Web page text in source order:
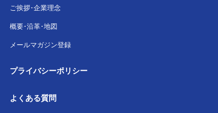
ご挨拶･企業理念
概要･沿革･地図
メールマガジン登録
よくある質問
プライバシーポリシー